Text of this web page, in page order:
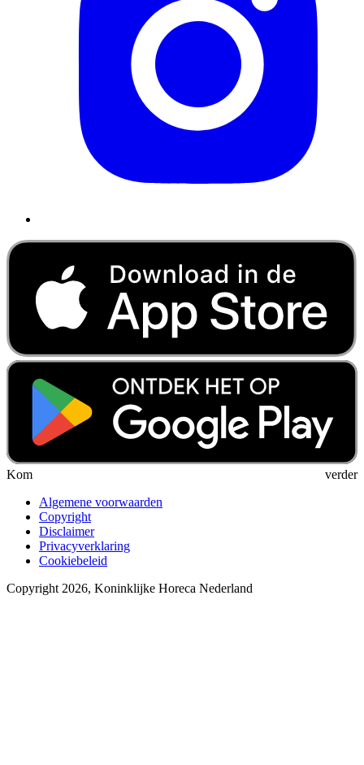
Kom verder
Algemene voorwaarden
Copyright
Disclaimer
Privacyverklaring
Cookiebeleid
Copyright 2026, Koninklijke Horeca Nederland